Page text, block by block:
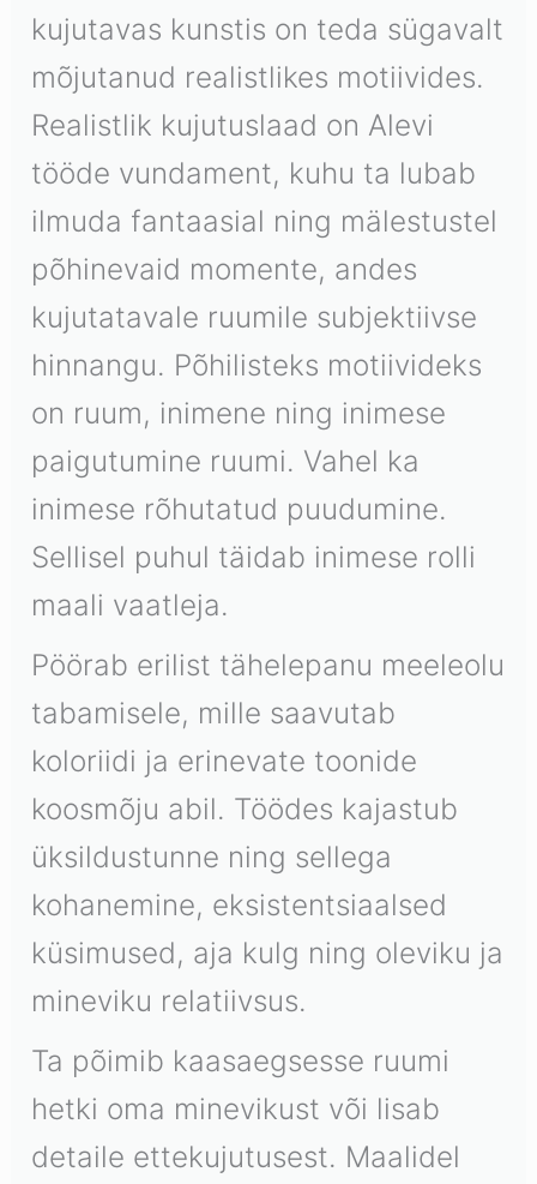
kujutavas kunstis on teda sügavalt
mõjutanud realistlikes motiivides.
Realistlik kujutuslaad on Alevi
tööde vundament, kuhu ta lubab
ilmuda fantaasial ning mälestustel
põhinevaid momente, andes
kujutatavale ruumile subjektiivse
hinnangu. Põhilisteks motiivideks
on ruum, inimene ning inimese
paigutumine ruumi. Vahel ka
inimese rõhutatud puudumine.
Sellisel puhul täidab inimese rolli
maali vaatleja.
Pöörab erilist tähelepanu meeleolu
tabamisele, mille saavutab
koloriidi ja erinevate toonide
koosmõju abil. Töödes kajastub
üksildustunne ning sellega
kohanemine, eksistentsiaalsed
küsimused, aja kulg ning oleviku ja
mineviku relatiivsus.
Ta põimib kaasaegsesse ruumi
hetki oma minevikust või lisab
detaile ettekujutusest. Maalidel